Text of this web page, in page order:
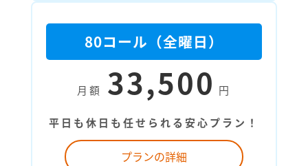
80コール（全曜日）
月額 33,500 円
平日も休日も任せられる安心プラン！
プランの詳細